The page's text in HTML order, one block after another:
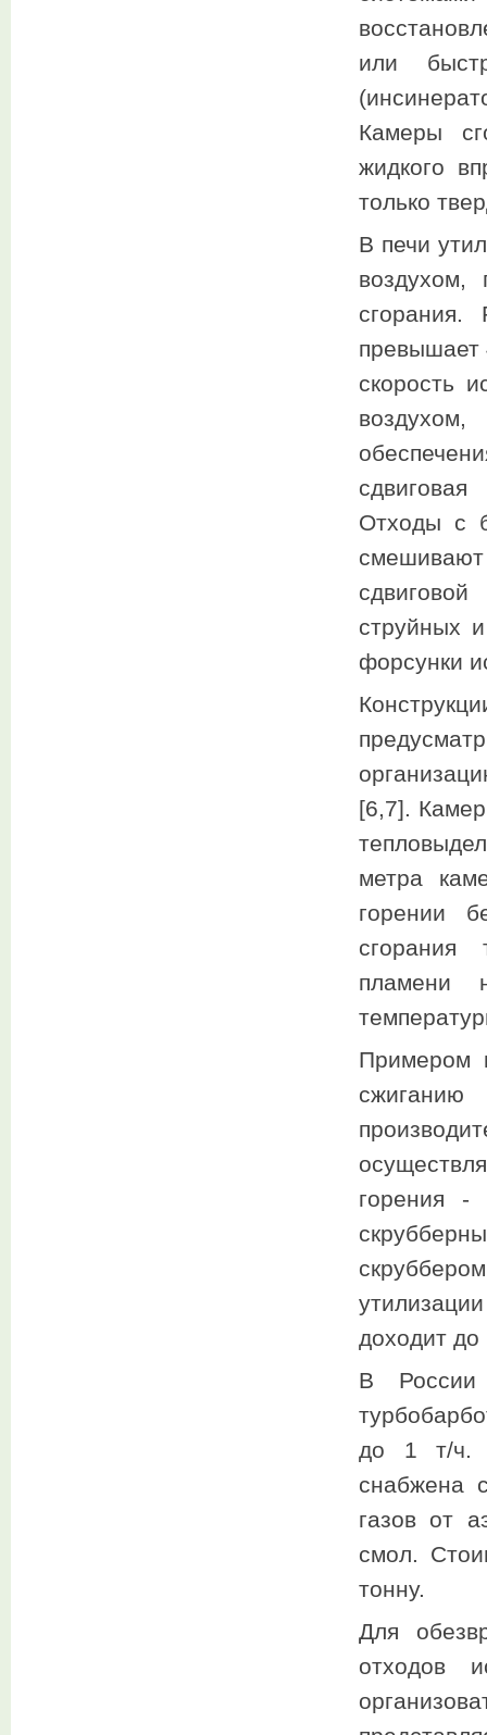
или
Камеры
жидкого
только
В печи
воздухом,
превышает
скорость
Отходы с
струйных
форсунки
[6,7].
метра
горении
сгорания
пламени
Примером
горения -
доходит
В России
до 1 т/ч.
снабжена
газов от
смол.
тонну.
Для
отходов